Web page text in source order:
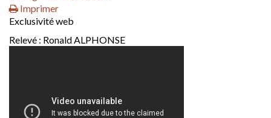
Imprimer
Exclusivité web
Relevé : Ronald ALPHONSE